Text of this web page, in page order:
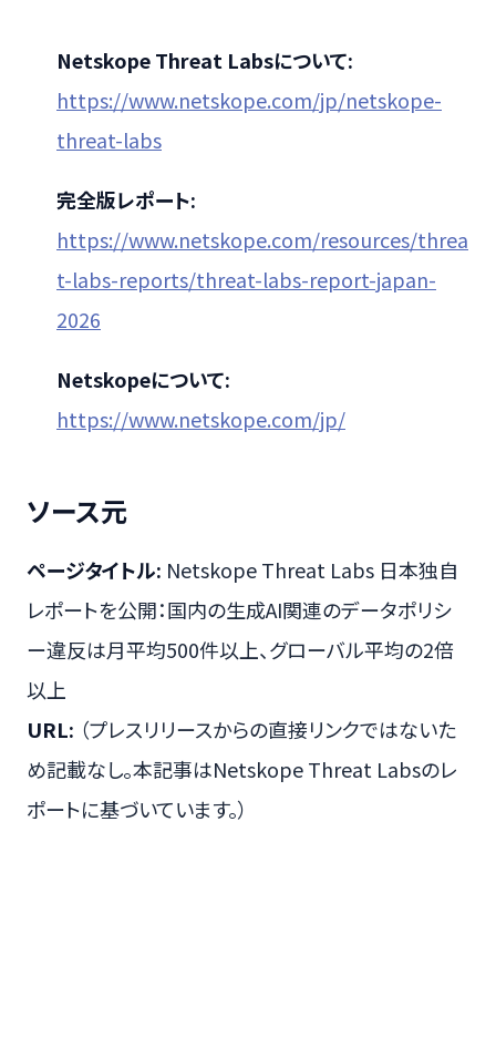
Netskope Threat Labsについて:
https://www.netskope.com/jp/netskope-
threat-labs
完全版レポート:
https://www.netskope.com/resources/threa
t-labs-reports/threat-labs-report-japan-
2026
Netskopeについて:
https://www.netskope.com/jp/
ソース元
ページタイトル: Netskope Threat Labs 日本独自
レポートを公開：国内の生成AI関連のデータポリシ
ー違反は月平均500件以上、グローバル平均の2倍
以上
URL: （プレスリリースからの直接リンクではないた
め記載なし。本記事はNetskope Threat Labsのレ
ポートに基づいています。）